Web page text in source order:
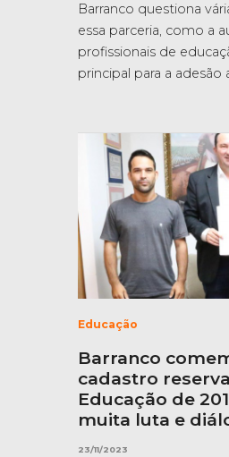
Barranco questiona
essa parceria, como a
profissionais de
principal para a adesão
Educação
Barranco
cadastro
Educação de
muita luta e
23/11/2023